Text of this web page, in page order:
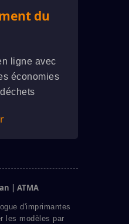
du
ligne avec
économies
| ATMA
d'imprimantes
les modèles par